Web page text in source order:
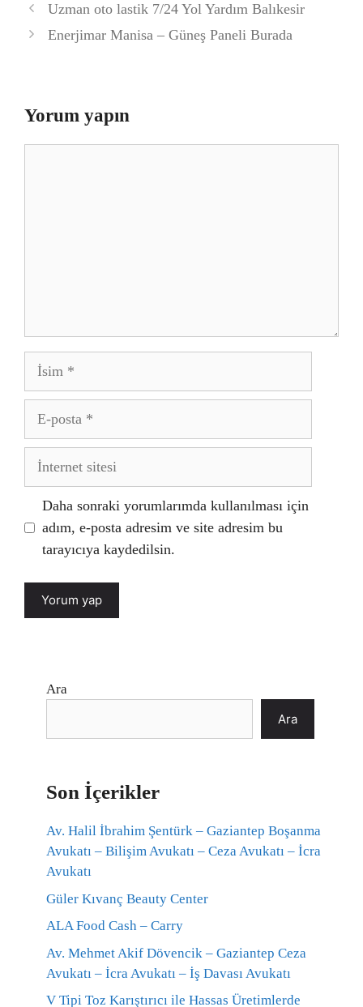
Uzman oto lastik 7/24 Yol Yardım Balıkesir
Enerjimar Manisa – Güneş Paneli Burada
Yorum yapın
İsim
posta
İnternet
Daha sonraki yorumlarımda kullanılması için
adım, e-posta adresim ve site adresim bu
tarayıcıya kaydedilsin.
Ara
Ara
Son İçerikler
Av. Halil İbrahim Şentürk – Gaziantep Boşanma
Avukatı – Bilişim Avukatı – Ceza Avukatı – İcra
Avukatı
Güler Kıvanç Beauty Center
ALA Food Cash – Carry
Av. Mehmet Akif Dövencik – Gaziantep Ceza
Avukatı – İcra Avukatı – İş Davası Avukatı
V Tipi Toz Karıştırıcı ile Hassas Üretimlerde